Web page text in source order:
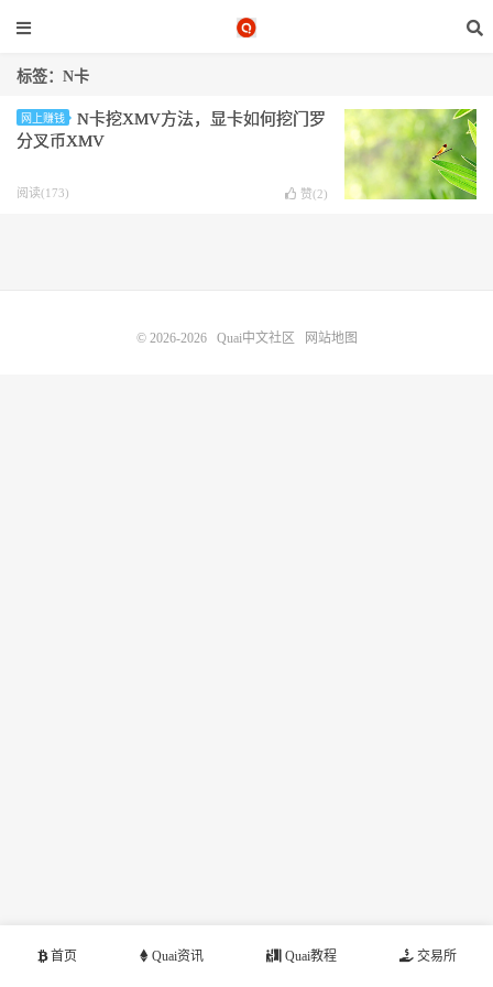
标签：N卡
网上赚钱
N卡挖XMV方法，显卡如何挖门罗
分叉币XMV
阅读(173) 赞(2)
首页 Quai资讯 Quai教程 交易所
© 2026-2026 Quai中文社区 网站地图